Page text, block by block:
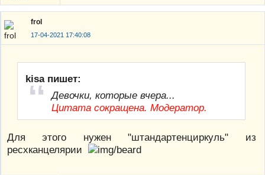
frol
17-04-2021 17:40:08
kisa пишет:
Девочки, которые вчера...
Цитата сокращена. Модератор.
Для этого нужен "штандартенциркуль" из
ресхканцелярии